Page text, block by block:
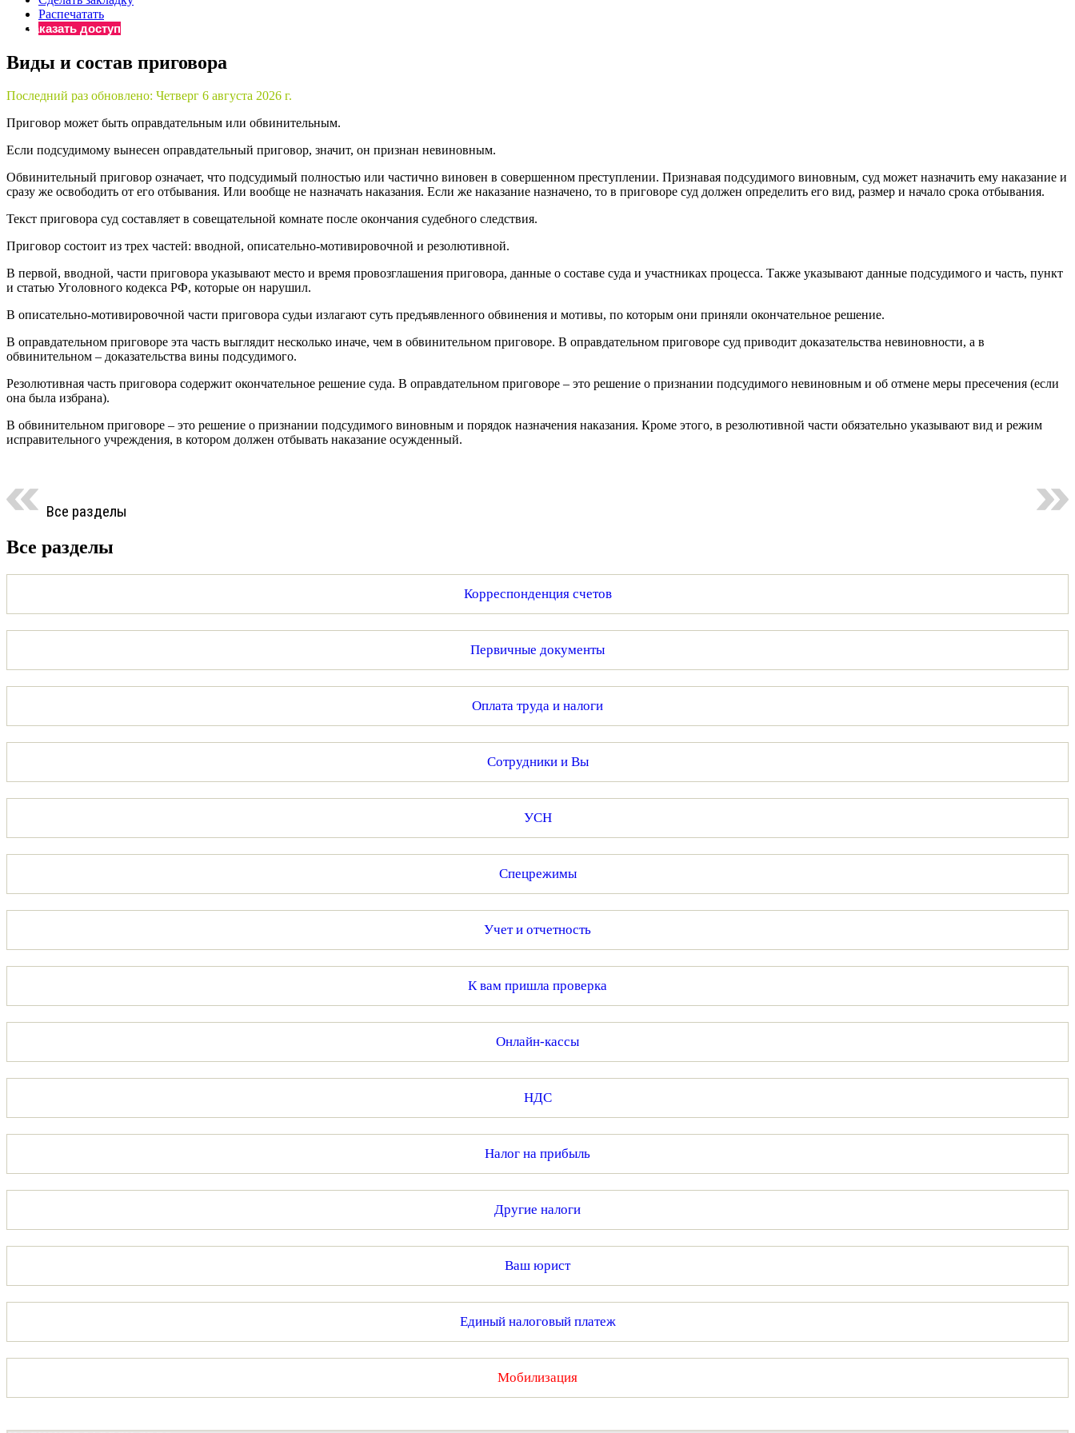
Онлайн-сервисы «Учетная политика» и «Алгоритмы для бухгалтера»
Просто заполните форму, и мы вышлем вам на почту письмо с льготным счетом.
Распечатать
Заказать доступ
Виды и состав приговора
Последний раз обновлено: Четверг 6 августа 2026 г.
Приговор может быть оправдательным или обвинительным.
Если подсудимому вынесен оправдательный приговор, значит, он признан невиновным.
Обвинительный приговор означает, что подсудимый полностью или частично виновен в совершенном преступлении. Признавая подсудимого виновным, суд может назначить ему наказание и
сразу же освободить от его отбывания. Или вообще не назначать наказания. Если же наказание назначено, то в приговоре суд должен определить его вид, размер и начало срока отбывания.
Текст приговора суд составляет в совещательной комнате после окончания судебного следствия.
Приговор состоит из трех частей: вводной, описательно-мотивировочной и резолютивной.
В первой, вводной, части приговора указывают место и время провозглашения приговора, данные о составе суда и участниках процесса. Также указывают данные подсудимого и часть, пункт
и статью Уголовного кодекса РФ, которые он нарушил.
В описательно-мотивировочной части приговора судьи излагают суть предъявленного обвинения и мотивы, по которым они приняли окончательное решение.
В оправдательном приговоре эта часть выглядит несколько иначе, чем в обвинительном приговоре. В оправдательном приговоре суд приводит доказательства невиновности, а в
обвинительном – доказательства вины подсудимого.
Резолютивная часть приговора содержит окончательное решение суда. В оправдательном приговоре – это решение о признании подсудимого невиновным и об отмене меры пресечения (если
она была избрана).
В обвинительном приговоре – это решение о признании подсудимого виновным и порядок назначения наказания. Кроме этого, в резолютивной части обязательно указывают вид и режим
исправительного учреждения, в котором должен отбывать наказание осужденный.
Все разделы
Все разделы
Корреспонденция счетов
Первичные документы
Оплата труда и налоги
Сотрудники и Вы
УСН
Спецрежимы
Учет и отчетность
К вам пришла проверка
Онлайн-кассы
НДС
Налог на прибыль
Другие налоги
Ваш юрист
Единый налоговый платеж
Мобилизация